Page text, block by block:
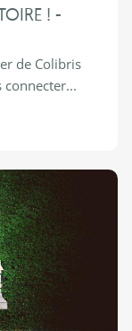
! -
de Colibris